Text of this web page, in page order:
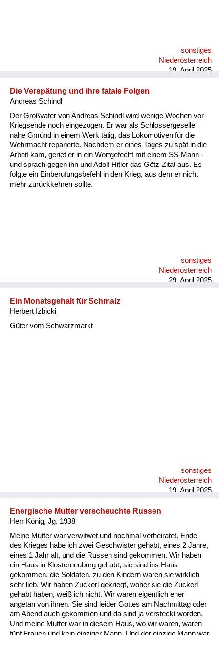
sonstiges
Niederösterreich
19. April 2025
Die Verspätung und ihre fatale Folgen
Andreas Schindl
Der Großvater von Andreas Schindl wird wenige Wochen vor
Kriegsende noch eingezogen. Er war als Schlossergeselle
nahe Gmünd in einem Werk tätig, das Lokomotiven für die
Wehrmacht reparierte. Nachdem er eines Tages zu spät in die
Arbeit kam, geriet er in ein Wortgefecht mit einem SS-Mann -
und sprach gegen ihn und Adolf Hitler das Götz-Zitat aus. Es
folgte ein Einberufungsbefehl in den Krieg, aus dem er nicht
mehr zurückkehren sollte.
sonstiges
Niederösterreich
29. April 2025
Ein Monatsgehalt für Schmalz
Herbert Izbicki
Güter vom Schwarzmarkt
sonstiges
Niederösterreich
19. April 2025
Energische Mutter verscheuchte Russen
Herr König, Jg. 1938
Meine Mutter war verwitwet und nochmal verheiratet. Ende
des Krieges habe ich zwei Geschwister gehabt, eines 2 Jahre,
eines 1 Jahr alt, und die Russen sind gekommen. Wir haben
ein Haus in Klosterneuburg gehabt, sie sind ins Haus
gekommen, die Soldaten, zu den Kindern waren sie wirklich
sehr lieb. Wir haben Zuckerl gekriegt, woher sie die Zuckerl
gehabt haben, weiß ich nicht. Wir waren eigentlich eher
angetan von ihnen. Sie sind leider Gottes am Nachmittag oder
am Abend auch gekommen und da sind ja versteckt worden.
Und meine Mutter war in diesem Haus, wo wir waren, waren
fünf Frauen und kein einziger Mann. Und der einzige Mann war